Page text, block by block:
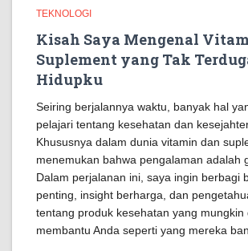
TEKNOLOGI
Kisah Saya Mengenal
Suplement yang Tak
Hidupku
Seiring berjalannya waktu, banyak hal
pelajari tentang kesehatan dan
Khususnya dalam dunia vitamin dan
menemukan bahwa pengalaman adalah
Dalam perjalanan ini, saya ingin berbagi
penting, insight berharga, dan
tentang produk kesehatan yang mungkin
membantu Anda seperti yang mereka